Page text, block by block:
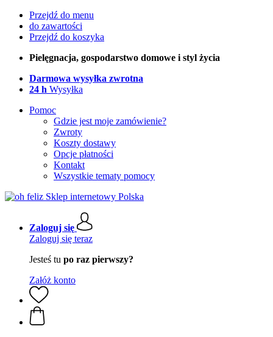
Przejdź do menu
do zawartości
Przejdź do koszyka
Pielęgnacja, gospodarstwo domowe i styl życia
Darmowa wysyłka zwrotna
24 h Wysyłka
Pomoc
Gdzie jest moje zamówienie?
Zwroty
Koszty dostawy
Opcje płatności
Kontakt
Wszystkie tematy pomocy
Zaloguj się
Zaloguj się teraz
Jesteś tu po raz pierwszy?
Załóż konto